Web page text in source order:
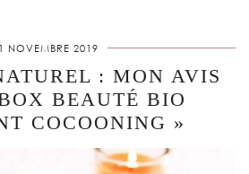
1 NOVEMBRE 2019
: MON AVIS
BEAUTÉ BIO
COCOONING »